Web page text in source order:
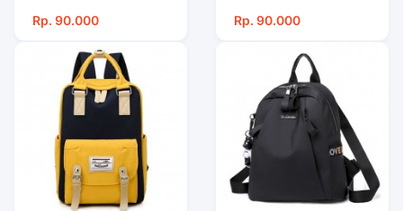
Rp. 90.000
Rp. 90.000